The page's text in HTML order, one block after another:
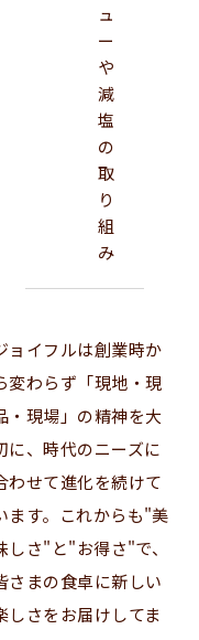
ュ
ー
や
減
塩
の
取
り
組
み
ョイフルは創業時か
変わらず「現地・現
・現場」の精神を大
に、時代のニーズに
わせて進化を続けて
ます。これからも"美
しさ"と"お得さ"で、
さまの食卓に新しい
しさをお届けしてま